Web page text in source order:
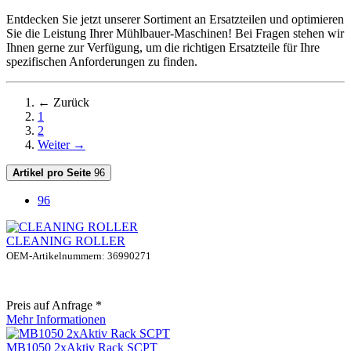
Entdecken Sie jetzt unserer Sortiment an Ersatzteilen und optimieren
Sie die Leistung Ihrer Mühlbauer-Maschinen! Bei Fragen stehen wir
Ihnen gerne zur Verfügung, um die richtigen Ersatzteile für Ihre
spezifischen Anforderungen zu finden.
← Zurück
1
2
Weiter →
Artikel pro Seite 96
96
CLEANING ROLLER
OEM-Artikelnummern: 36990271
Preis auf Anfrage *
Mehr Informationen
MB1050 2xAktiv Rack SCPT